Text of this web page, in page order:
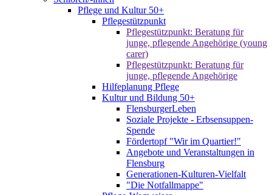
Pflege und Kultur 50+
Pflegestützpunkt
Pflegestützpunkt: Beratung für
junge, pflegende Angehörige (young
carer)
Pflegestützpunkt: Beratung für
junge, pflegende Angehörige
Hilfeplanung Pflege
Kultur und Bildung 50+
FlensburgerLeben
Soziale Projekte - Erbsensuppen-
Spende
Fördertopf "Wir im Quartier!"
Angebote und Veranstaltungen in
Flensburg
Generationen-Kulturen-Vielfalt
"Die Notfallmappe"